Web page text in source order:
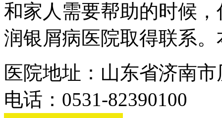
和家人需要帮助的时候
润银屑病医院取得联系
医院地址：山东省济南
电话：0531-82390100